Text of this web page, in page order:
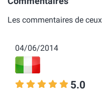
Les commentaires de
04/06/2014
5.0